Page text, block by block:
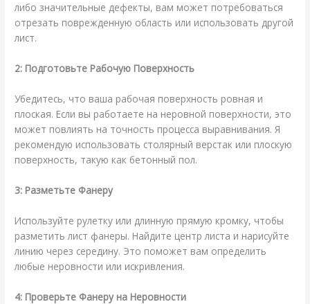
либо значительные дефекты, вам может потребоваться
отрезать поврежденную область или использовать другой
лист.
2: Подготовьте Рабочую Поверхность
Убедитесь, что ваша рабочая поверхность ровная и
плоская. Если вы работаете на неровной поверхности, это
может повлиять на точность процесса выравнивания. Я
рекомендую использовать столярный верстак или плоскую
поверхность, такую как бетонный пол.
3: Разметьте Фанеру
Используйте рулетку или длинную прямую кромку, чтобы
разметить лист фанеры. Найдите центр листа и нарисуйте
линию через середину. Это поможет вам определить
любые неровности или искривления.
4: Проверьте Фанеру на Неровности